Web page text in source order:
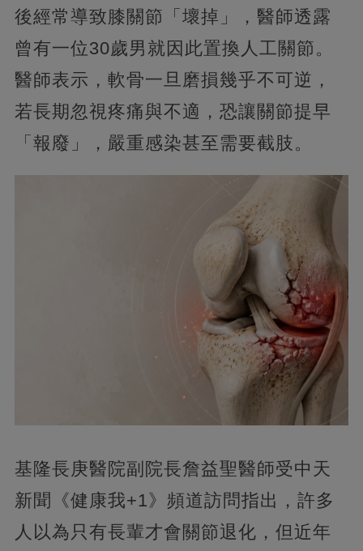
後經常導致膝關節「壞掉」，醫師透露
曾有一位30歲男就因此置換人工關節。
醫師表示，軟骨一旦磨損幾乎不可逆，
若長期忽視疼痛與不適，恐讓關節提早
「報廢」，嚴重感染甚至需要截肢。
基隆長庚醫院副院長詹益聖醫師受中天
新聞《健康我+1》頻道訪問指出，許多
人以為只有長輩才會關節退化，但近年